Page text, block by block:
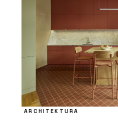
ARCHITEKTURA